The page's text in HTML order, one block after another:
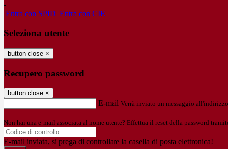
-
Entra con SPID Entra con CIE
Seleziona utente
button close ×
Recupero password
button close ×
E-mail Verrà inviato un messaggio
Non hai una e-mail associata al nome utente? Effettua il reset della password
E-mail inviata, si prega di controllare la casella di posta elettronica!